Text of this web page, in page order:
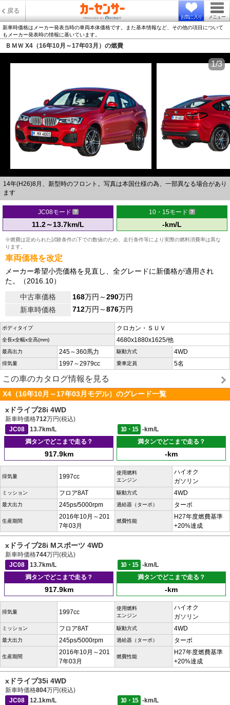
戻る
お気に入り メニュー
新車時価格はメーカー発表当時の車両本体価格です。また基本情報など、その他の項目について
もメーカー発表時の情報に基いています。
ＢＭＷ X4（16年10月～17年03月）の燃費
14年(H26)8月、新型時のフロント。写真は本国仕様の為、一部異なる場合があり
ます
1/3
JC08モード
11.2～13.7km/L
10・15モード
-km/L
※燃費は定められた試験条件の下での数値のため、走行条件等により実際の燃料消費率は異な
ります。
車両価格を改定
メーカー希望小売価格を見直し、全グレードに新価格が適用され
た。（2016.10）
中古車価格
168万円～290万円
新車時価格
712万円～876万円
ボディタイプ クロカン・ＳＵＶ
全長x全幅x全高(mm) 4680x1880x1625/他
最高出力 245～360馬力 駆動方式 4WD
排気量 1997～2979cc 乗車定員 5名
この車のカタログ情報を見る
X4（16年10月～17年03月モデル）のグレード一覧
xドライブ28i 4WD
新車時価格712万円(税込)
JC08
13.7km/L 10・15
-km/L
満タンでどこまで走る？
917.9km
満タンでどこまで走る？
-km
排気量 1997cc
使用燃料
エンジン
ハイオク
ガソリン
ミッション フロア8AT 駆動方式 4WD
最大出力 245ps/5000rpm 過給器（ターボ） ターボ
生産期間
2016年10月～201
7年03月
燃費性能
H27年度燃費基準
+20%達成
xドライブ28i Mスポーツ 4WD
新車時価格744万円(税込)
JC08
13.7km/L 10・15
-km/L
満タンでどこまで走る？
917.9km
満タンでどこまで走る？
-km
排気量 1997cc
使用燃料
エンジン
ハイオク
ガソリン
ミッション フロア8AT 駆動方式 4WD
最大出力 245ps/5000rpm 過給器（ターボ） ターボ
生産期間
2016年10月～201
7年03月
燃費性能
H27年度燃費基準
+20%達成
xドライブ35i 4WD
新車時価格804万円(税込)
JC08
12.1km/L 10・15
-km/L